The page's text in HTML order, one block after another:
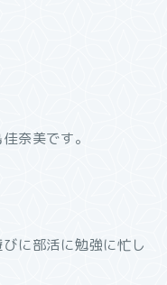
奈美です。
に部活に勉強に忙し